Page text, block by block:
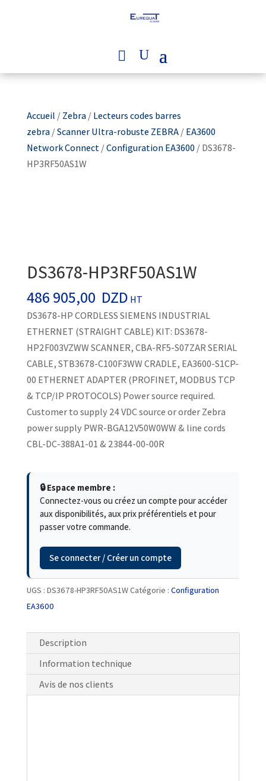
Accueil /Zebra/Lecteurs codes barres
zebra/Scanner Ultra-robuste ZEBRA/EA3600
Network Connect/Configuration EA3600/ DS3678-
HP3RF50AS1W
DS3678-HP3RF50AS1W
486 905,00 DZD HT
DS3678-HP CORDLESS SIEMENS INDUSTRIAL
ETHERNET (STRAIGHT CABLE) KIT: DS3678-
HP2F003VZWW SCANNER, CBA-RF5-S07ZAR SERIAL
CABLE, STB3678-C100F3WW CRADLE, EA3600-S1CP-
00 ETHERNET ADAPTER (PROFINET, MODBUS TCP
& TCP/IP PROTOCOLS) Power source required.
Customer to supply 24 VDC source or order Zebra
power supply PWR-BGA12V50W0WW & line cords
CBL-DC-388A1-01 & 23844-00-00R
🔒 Espace membre :
Connectez-vous ou créez un compte pour accéder
aux disponibilités, aux prix préférentiels et pour
passer votre commande.
Se connecter / Créer un compte
UGS : DS3678-HP3RF50AS1WCatégorie : Configuration
EA3600
Description
Information technique
Avis de nos clients